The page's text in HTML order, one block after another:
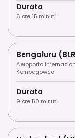
Durata
6 ore 15 minuti
Bengaluru
Aeroporto
Kempegowda
Durata
9 ore 50 minuti